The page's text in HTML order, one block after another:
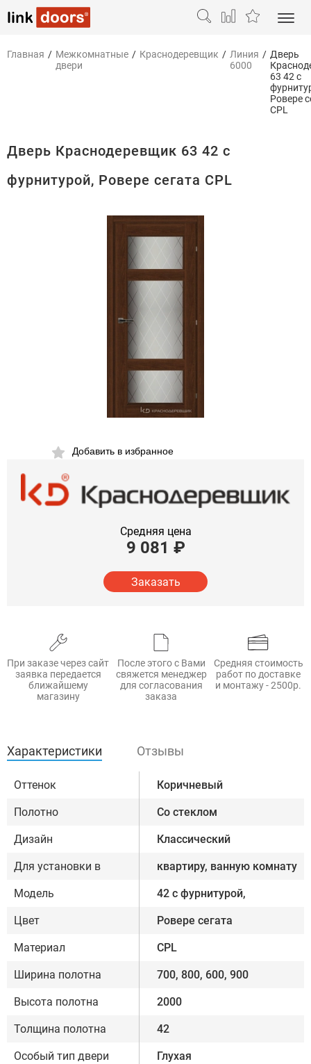
Главная / Межкомнатные
двери
/ Краснодеревщик / Линия
6000
/ Дверь
63 42 с
Ровере
CPL
Дверь Краснодеревщик 63 42 с
фурнитурой, Ровере сегата CPL
Добавить в избранное
Средняя цена
9 081 ₽
Заказать
При заказе через сайт
заявка передается
ближайшему
магазину
После этого с Вами
свяжется менеджер
для согласования
заказа
Средняя стоимость
работ по доставке
и монтажу - 2500р.
Характеристики Отзывы
Оттенок Коричневый
Полотно Со стеклом
Дизайн Классический
Для установки в квартиру, ванную комнату
Модель 42 с фурнитурой,
Цвет Ровере сегата
Материал CPL
Ширина полотна 700, 800, 600, 900
Высота полотна 2000
Толщина полотна 42
Особый тип двери Глухая